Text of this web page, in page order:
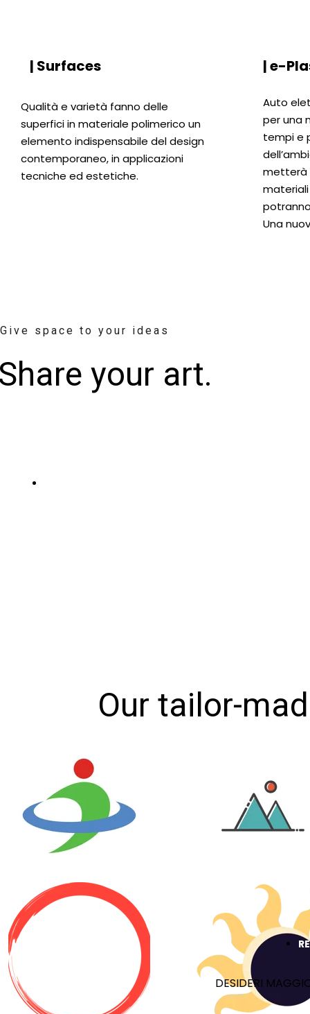
| Surfaces | e-
Auto
per una
tempi e
metterà
Una
Qualità e varietà fanno delle
superfici in materiale polimerico un
elemento indispensabile del design
contemporaneo, in applicazioni
tecniche ed estetiche.
Give space to your ideas
your art.
Our tailor-
DESIDERI